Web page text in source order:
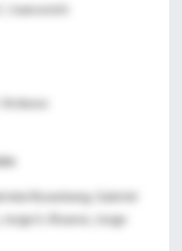
Ivancevich
Rosenberg, Gabriel
S. Álvarez, Jorge